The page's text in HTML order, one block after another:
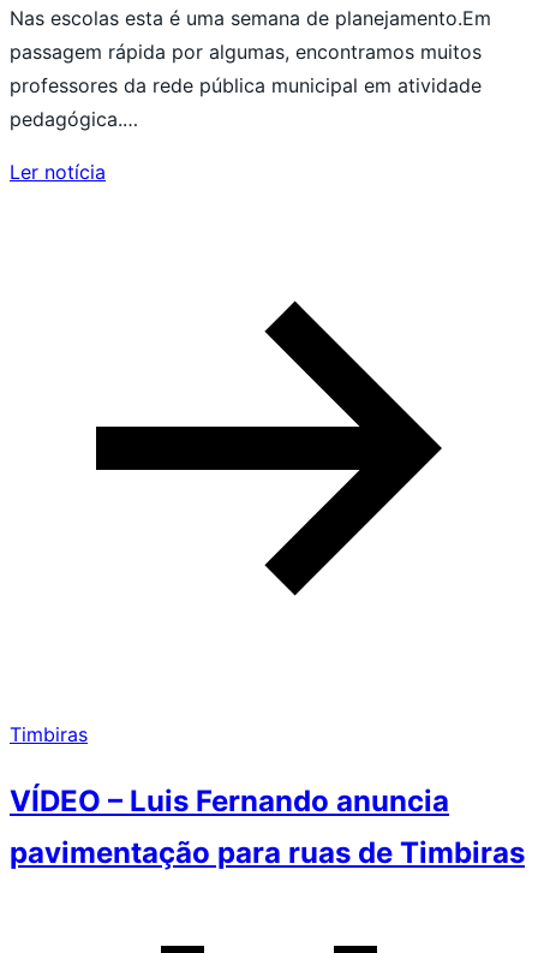
Nas escolas esta é uma semana de planejamento.Em
passagem rápida por algumas, encontramos muitos
professores da rede pública municipal em atividade
pedagógica.…
Ler notícia
Timbiras
VÍDEO – Luis Fernando anuncia
pavimentação para ruas de Timbiras